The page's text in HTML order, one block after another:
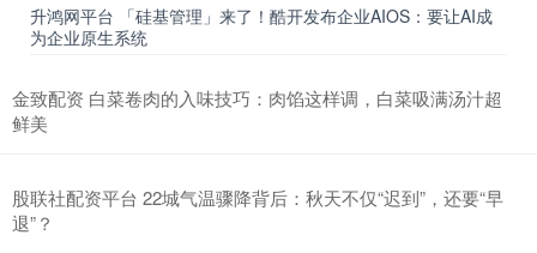
升鸿网平台 「硅基管理」来了！酷开发布企业AIOS：要让AI成
为企业原生系统
金致配资 白菜卷肉的入味技巧：肉馅这样调，白菜吸满汤汁超
鲜美
股联社配资平台 22城气温骤降背后：秋天不仅“迟到”，还要“早
退”？